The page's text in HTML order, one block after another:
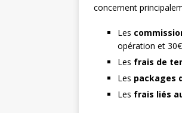
concernent
Les
opération et
Les frais de
Les packages
Les frais liés